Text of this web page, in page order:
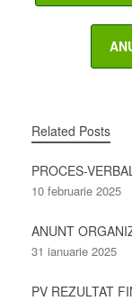
Related Posts
PROCES-
10 februarie 2025
ANUNT
31 ianuarie 2025
PV REZULTAT